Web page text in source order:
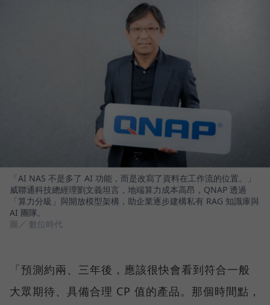
「AI NAS 不是多了 AI 功能，而是改寫了資料在工作流的位置。」
威聯通科技總經理劉文義坦言，地端算力成本高昂，QNAP 透過
「算力分級」與開放模型架構，助企業逐步建構私有 RAG 知識庫與
AI 團隊。
圖／ 數位時代
「預測約兩、三年後，應該很快會看到符合一般
大眾期待、具備合理 CP 值的產品。那個時間點，